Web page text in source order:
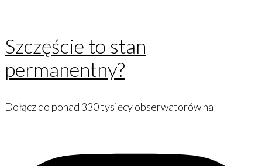
Szczęście to stan
permanentny?
Dołącz do ponad 330 tysięcy obserwatorów na